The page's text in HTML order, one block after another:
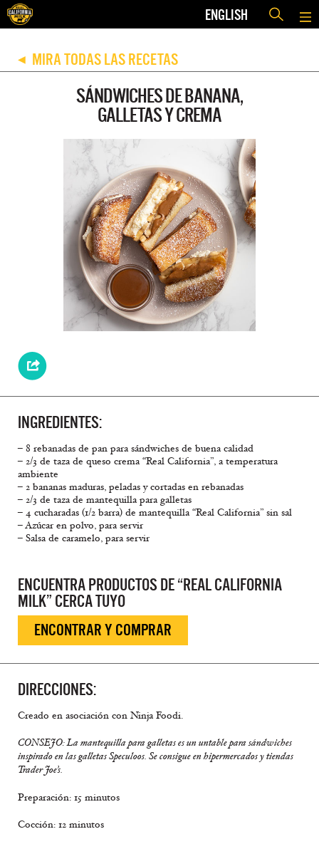
ENGLISH
◀ MIRA TODAS LAS RECETAS
SÁNDWICHES DE BANANA,
GALLETAS Y CREMA
INGREDIENTES:
– 8 rebanadas de pan para sándwiches de buena calidad
– 2/3 de taza de queso crema “Real California”, a temperatura
ambiente
– 2 bananas maduras, peladas y cortadas en rebanadas
– 2/3 de taza de mantequilla para galletas
– 4 cucharadas (1/2 barra) de mantequilla “Real California” sin sal
– Azúcar en polvo, para servir
– Salsa de caramelo, para servir
ENCUENTRA PRODUCTOS DE “REAL CALIFORNIA
MILK” CERCA TUYO
ENCONTRAR Y COMPRAR
DIRECCIONES:
Creado en asociación con Ninja Foodi.
CONSEJO: La mantequilla para galletas es un untable para sándwiches
inspirado en las galletas Speculoos. Se consigue en hipermercados y tiendas
Trader Joe’s.
Preparación: 15 minutos
Cocción: 12 minutos